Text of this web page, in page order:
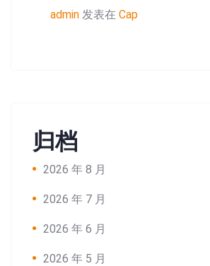
admin 发表在 Cap
归档
2026 年 8 月
2026 年 7 月
2026 年 6 月
2026 年 5 月